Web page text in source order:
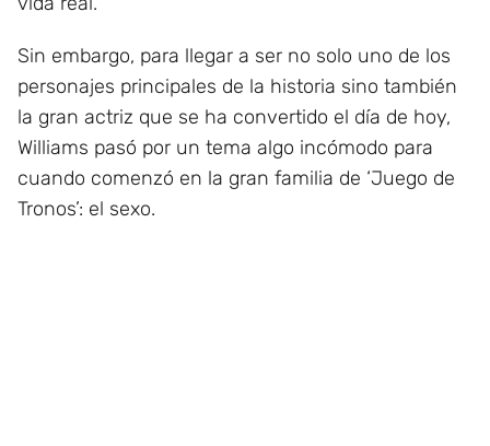
Sin embargo, para llegar a ser no solo uno de los
personajes principales de la historia sino también
la gran actriz que se ha convertido el día de hoy,
Williams pasó por un tema algo incómodo para
cuando comenzó en la gran familia de ‘Juego de
Tronos’: el sexo.